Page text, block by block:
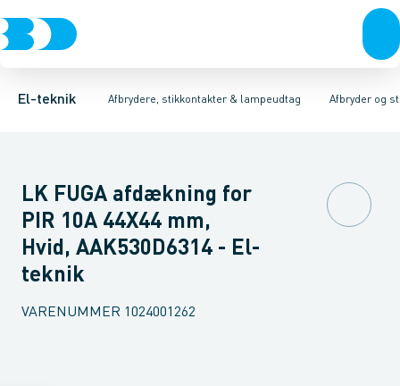
El-teknik Afbrydere, stikkontakter & lampeudtag
Afbrydere, stikkontakter & lampeudtagForgreningsmateriel
Afbryder og
Afbryder og stikdåsemateriel
Afbryder og stikkontakt kombinationInstallationsafbryder
LK FUGA afdækning for
PIR 10A 44X44 mm,
Hvid, AAK530D6314 - El-
teknik
VARENUMMER 1024001262